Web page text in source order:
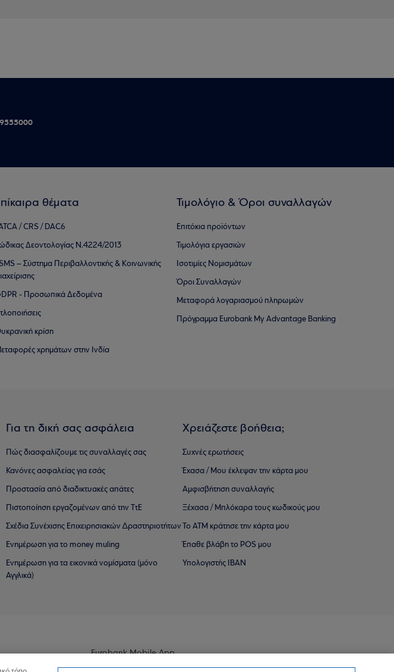
θέματα
/ CRS / DAC6
Δεοντολογίας Ν.4224/2013
– Σύστημα Περιβαλλοντικής & Κοινωνικής
- Προσωπικά Δεδομένα
κρίση
χρημάτων στην Ινδία
Τιμολόγιο & Όροι συναλλαγών
Επιτόκια προϊόντων
Τιμολόγια εργασιών
Ισοτιμίες Νομισμάτων
Όροι Συναλλαγών
Μεταφορά λογαριασμού πληρωμών
Πρόγραμμα Eurobank My Advantage Banking
Για τη δική σας ασφάλεια
Πώς διασφαλίζουμε τις συναλλαγές σας
Κανόνες ασφαλείας για εσάς
Προστασία από διαδικτυακές απάτες
Πιστοποίηση εργαζομένων από την ΤτΕ
Σχέδια Συνέχισης Επιχειρησιακών ∆ραστηριοτήτων
Ενημέρωση για το money muling
Ενημέρωση για τα εικονικά νομίσματα (μόνο
Αγγλικά)
Χρειάζεστε βοήθεια;
Συχνές ερωτήσεις
Έχασα / Μου έκλεψαν την κάρτα μου
Αμφισβήτηση συναλλαγής
Ξέχασα / Μπλόκαρα τους κωδικούς μου
Το ΑΤΜ κράτησε την κάρτα μου
Έπαθε βλάβη το POS μου
Υπολογιστής IBAN
Eurobank Mobile App